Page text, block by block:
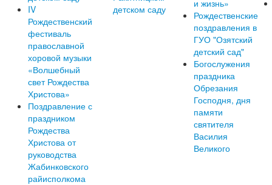
IV
Рождественский
фестиваль
православной
хоровой музыки
«Волшебный
свет Рождества
Христова»
Поздравление с
праздником
Рождества
Христова от
руководства
Жабинковского
райисполкома
детском саду
и жизнь»
Рождественские
поздравления в
ГУО "Озятский
детский сад"
Богослужения
праздника
Обрезания
Господня, дня
памяти
святителя
Василия
Великого